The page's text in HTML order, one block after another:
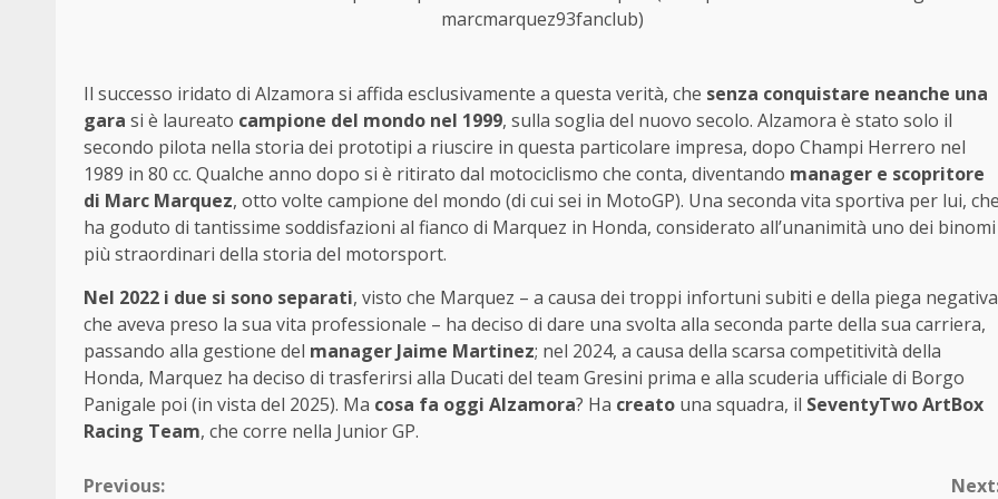
marcmarquez93fanclub)
Il successo iridato di Alzamora si affida esclusivamente a questa verità, che senza conquistare neanche una
gara si è laureato campione del mondo nel 1999, sulla soglia del nuovo secolo. Alzamora è stato solo il
secondo pilota nella storia dei prototipi a riuscire in questa particolare impresa, dopo Champi Herrero nel
1989 in 80 cc. Qualche anno dopo si è ritirato dal motociclismo che conta, diventando manager e scopritore
di Marc Marquez, otto volte campione del mondo (di cui sei in MotoGP). Una seconda vita sportiva per lui,
ha goduto di tantissime soddisfazioni al fianco di Marquez in Honda, considerato all’unanimità uno dei binomi
più straordinari della storia del motorsport.
Nel 2022 i due si sono separati, visto che Marquez – a causa dei troppi infortuni subiti e della piega negativa
che aveva preso la sua vita professionale – ha deciso di dare una svolta alla seconda parte della sua carriera,
passando alla gestione del manager Jaime Martinez; nel 2024, a causa della scarsa competitività della
Honda, Marquez ha deciso di trasferirsi alla Ducati del team Gresini prima e alla scuderia ufficiale di Borgo
Panigale poi (in vista del 2025). Ma cosa fa oggi Alzamora? Ha creato una squadra, il SeventyTwo ArtBox
Racing Team, che corre nella Junior GP.
Previous: